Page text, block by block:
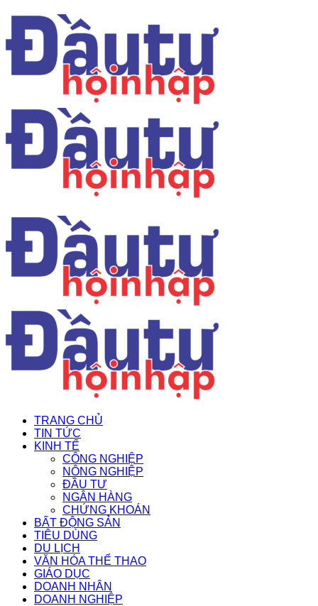
TRANG CHỦ
TIN TỨC
KINH TẾ
CÔNG NGHIỆP
NÔNG NGHIỆP
ĐẦU TƯ
NGÂN HÀNG
CHỨNG KHOÁN
BẤT ĐỘNG SẢN
TIÊU DÙNG
DU LỊCH
VĂN HÓA THỂ THAO
GIÁO DỤC
DOANH NHÂN
DOANH NGHIỆP